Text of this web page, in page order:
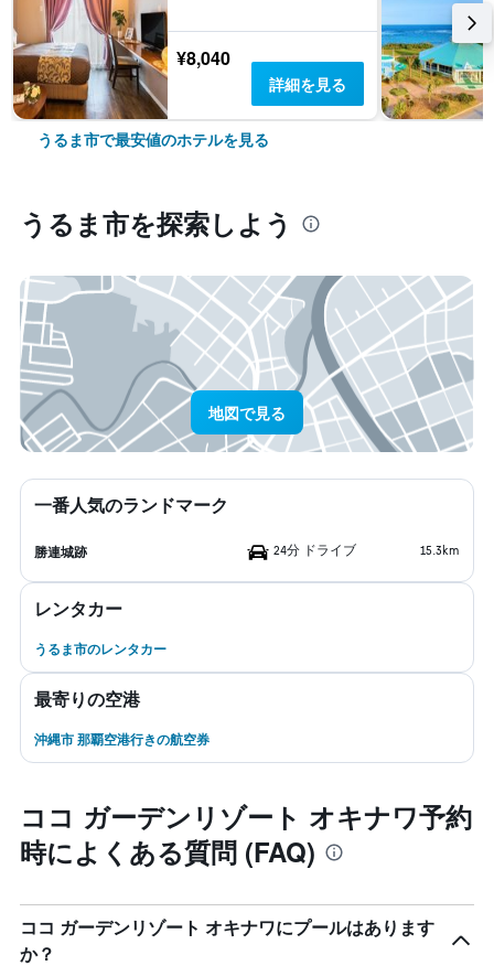
¥8,040
詳細を見る
うるま市で最安値のホテルを見る
うるま市​を探索しよう
地図で見る
一番人気のランドマーク
勝連城跡 24分 ドライブ 15.3km
レンタカー
うるま市のレンタカー
最寄りの空港
沖縄市 那覇空港行きの航空券
ココ ガーデンリゾート オキナワ予約
時によくある質問 (FAQ)
ココ ガーデンリゾート オキナワにプールはあります
か？